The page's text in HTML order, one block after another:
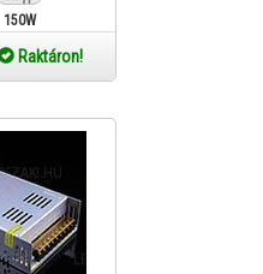
150W
Raktáron!